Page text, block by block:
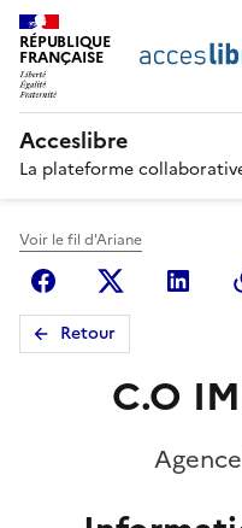
RÉPUBLIQUE
FRANÇAISE
Acceslibre
La plateforme
Voir le fil d'Ariane
FacebookX
Retour
C.O